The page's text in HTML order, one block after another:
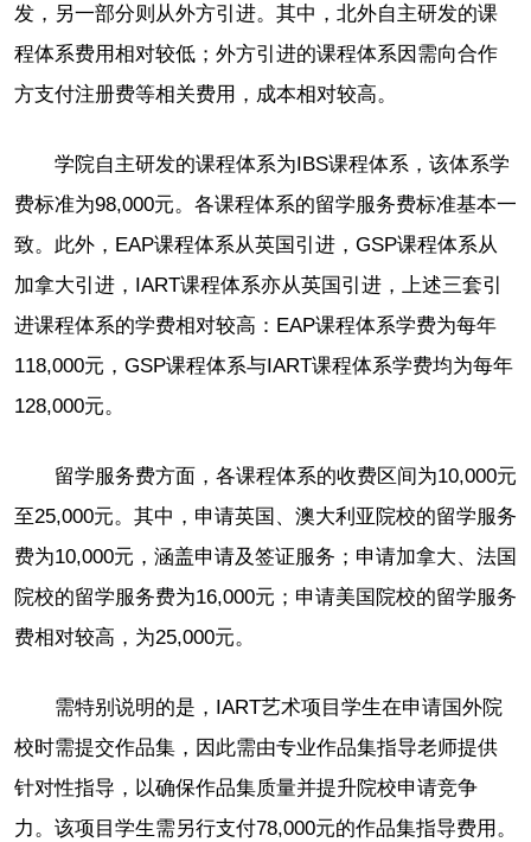
发，另一部分则从外方引进。其中，北外自主研发的课
程体系费用相对较低；外方引进的课程体系因需向合作
方支付注册费等相关费用，成本相对较高。
学院自主研发的课程体系为IBS课程体系，该体系学
费标准为98,000元。各课程体系的留学服务费标准基本一
致。此外，EAP课程体系从英国引进，GSP课程体系从
加拿大引进，IART课程体系亦从英国引进，上述三套引
进课程体系的学费相对较高：EAP课程体系学费为每年
118,000元，GSP课程体系与IART课程体系学费均为每年
128,000元。
留学服务费方面，各课程体系的收费区间为10,000元
至25,000元。其中，申请英国、澳大利亚院校的留学服务
费为10,000元，涵盖申请及签证服务；申请加拿大、法国
院校的留学服务费为16,000元；申请美国院校的留学服务
费相对较高，为25,000元。
需特别说明的是，IART艺术项目学生在申请国外院
校时需提交作品集，因此需由专业作品集指导老师提供
针对性指导，以确保作品集质量并提升院校申请竞争
力。该项目学生需另行支付78,000元的作品集指导费用。